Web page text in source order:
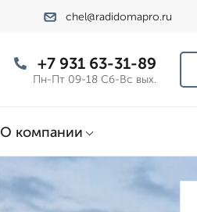
chel@radidomapro.ru
+7 931 63-31-89
Пн-Пт 09-18 Сб-Вс вых.
О компании